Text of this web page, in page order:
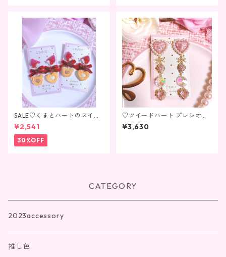
SALE♡くまとハートのスイー
ツクッキー♡
¥2,541
30%OFF
♡ツイードハート プレシオサ
クリスタルビジュー♡
¥3,630
CATEGORY
2023accessory
推し色